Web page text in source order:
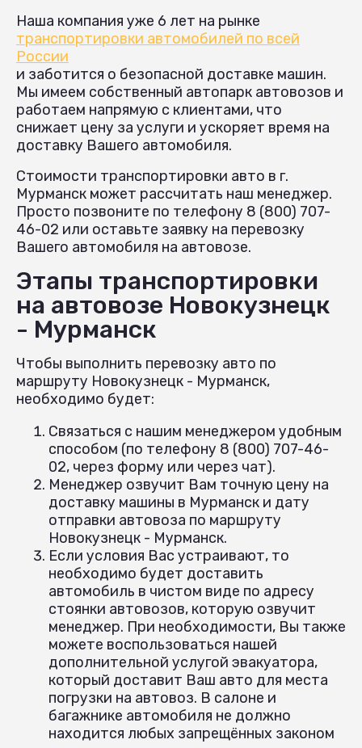
Наша компания уже 6 лет на рынке
транспортировки автомобилей по всей
России
и заботится о безопасной доставке машин.
Мы имеем собственный автопарк автовозов и
работаем напрямую с клиентами, что
снижает цену за услуги и ускоряет время на
доставку Вашего автомобиля.
Стоимости транспортировки авто в г.
Мурманск может рассчитать наш менеджер.
Просто позвоните по телефону 8 (800) 707-
46-02 или оставьте заявку на перевозку
Вашего автомобиля на автовозе.
Этапы транспортировки
на автовозе Новокузнецк
- Мурманск
Чтобы выполнить перевозку авто по
маршруту Новокузнецк - Мурманск,
необходимо будет:
Связаться с нашим менеджером удобным
способом (по телефону 8 (800) 707-46-
02, через форму или через чат).
Менеджер озвучит Вам точную цену на
доставку машины в Мурманск и дату
отправки автовоза по маршруту
Новокузнецк - Мурманск.
Если условия Вас устраивают, то
необходимо будет доставить
автомобиль в чистом виде по адресу
стоянки автовозов, которую озвучит
менеджер. При необходимости, Вы также
можете воспользоваться нашей
дополнительной услугой эвакуатора,
который доставит Ваш авто для места
погрузки на автовоз. В салоне и
багажнике автомобиля не должно
находится любых запрещённых законом